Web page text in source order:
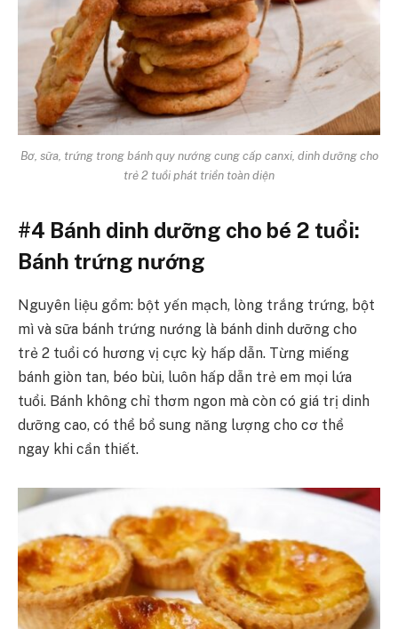
Bơ, sữa, trứng trong bánh quy nướng cung cấp canxi, dinh dưỡng cho
trẻ 2 tuổi phát triển toàn diện
#4 Bánh dinh dưỡng cho bé 2 tuổi:
Bánh trứng nướng
Nguyên liệu gồm: bột yến mạch, lòng trắng trứng, bột
mì và sữa bánh trứng nướng là bánh dinh dưỡng cho
trẻ 2 tuổi có hương vị cực kỳ hấp dẫn. Từng miếng
bánh giòn tan, béo bùi, luôn hấp dẫn trẻ em mọi lứa
tuổi. Bánh không chỉ thơm ngon mà còn có giá trị dinh
dưỡng cao, có thể bổ sung năng lượng cho cơ thể
ngay khi cần thiết.